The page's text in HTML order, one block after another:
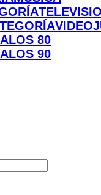
LOS 80
LOS 90